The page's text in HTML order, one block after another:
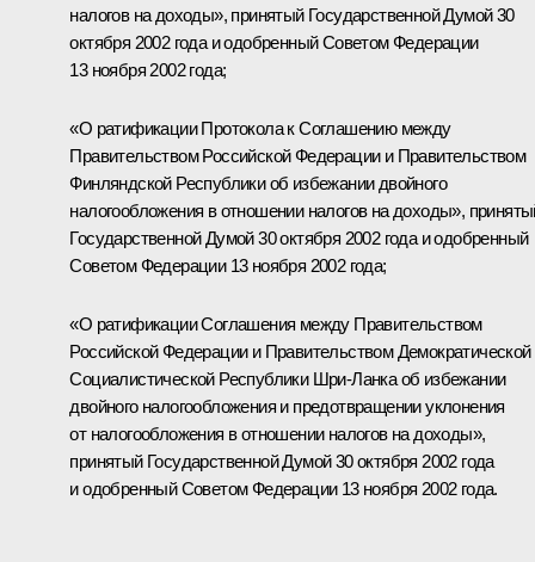
налогов на доходы», принятый Государственной Думой 30
октября 2002 года и одобренный Советом Федерации
13 ноября 2002 года;
«О ратификации Протокола к Соглашению между
Правительством Российской Федерации и Правительством
Финляндской Республики об избежании двойного
налогообложения в отношении налогов на доходы»,
Государственной Думой 30 октября 2002 года и одобренный
Советом Федерации 13 ноября 2002 года;
«О ратификации Соглашения между Правительством
Российской Федерации и Правительством Демократической
Социалистической Республики Шри-Ланка об избежании
двойного налогообложения и предотвращении уклонения
от налогообложения в отношении налогов на доходы»,
принятый Государственной Думой 30 октября 2002 года
и одобренный Советом Федерации 13 ноября 2002 года.